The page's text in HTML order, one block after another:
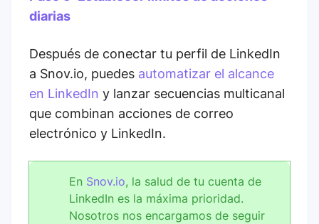
diarias
Después de conectar tu perfil de LinkedIn
a Snov.io, puedes automatizar el alcance
en LinkedIn y lanzar secuencias multicanal
que combinan acciones de correo
electrónico y LinkedIn.
En Snov.io, la salud de tu cuenta de
LinkedIn es la máxima prioridad.
Nosotros nos encargamos de seguir